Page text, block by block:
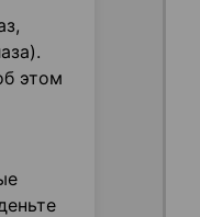
этом